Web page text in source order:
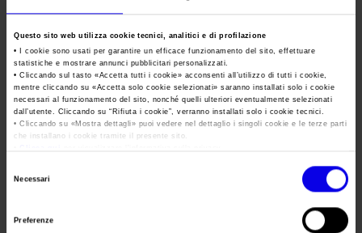
Questo sito web utilizza cookie tecnici, analitici e di profilazione
• I cookie sono usati per garantire un efficace funzionamento del sito, effettuare
statistiche e mostrare annunci pubblicitari personalizzati.
• Cliccando sul tasto «Accetta tutti i cookie» acconsenti all’utilizzo di tutti i cookie,
mentre cliccando su «Accetta solo cookie selezionati» saranno installati solo i cookie
necessari al funzionamento del sito, nonché quelli ulteriori eventualmente selezionati
dall’utente. Cliccando su “ Rifiuta i cookie”, verranno installati solo i cookie tecnici.
• Cliccando su «Mostra dettagli» puoi vedere nel dettaglio i singoli cookie e le terze parti
che installano i cookie tramite il presente sito.
Necessari
Preferenze
Carta dei Valori
Parità di genere
Modello di Organizzazione, Gestione e Controllo
Codice Etico
Accredito Stampa Marmomac 2026
Servizi in quartiere per la stampa
Contatti Ufficio Stampa
Lavora con noi
Contatti
Motor Bike Expo
The international motorcycle show
Tweet
Data
18/01/2018 - 21/01/2018
E-mail